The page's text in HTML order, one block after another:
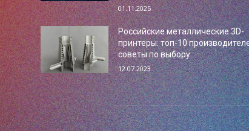
01.11.2025
Российские металлические 3D-
принтеры: топ-10
советы по выбору
12.07.2023